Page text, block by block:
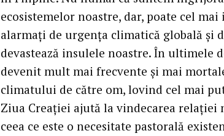
ecosistemelor noastre, dar, poate cel
alarmați de urgența climatică globală și
devastează insulele noastre. În ultimele
devenit mult mai frecvente și mai
climatului de către om, lovind cel mai
Ziua Creației ajută la vindecarea relației
ceea ce este o necesitate pastorală